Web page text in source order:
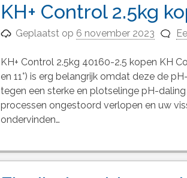
KH+ Control 2.5kg
Geplaatst op 6 november 2023
KH+ Control 2.5kg 40160-2.5 kopen KH
en 11°) is erg belangrijk omdat deze de
tegen een sterke en plotselinge pH-
processen ongestoord verlopen en uw
ondervinden…